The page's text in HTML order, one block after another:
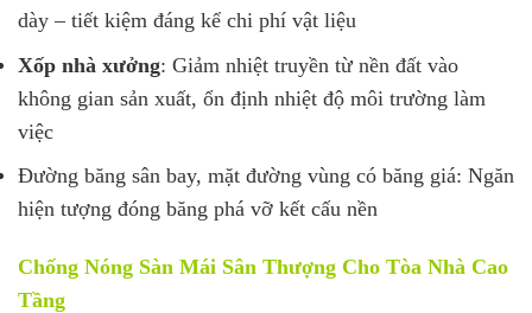
dày – tiết kiệm đáng kể chi phí vật liệu
Xốp nhà xưởng: Giảm nhiệt truyền từ nền đất vào
không gian sản xuất, ổn định nhiệt độ môi trường làm
việc
Đường băng sân bay, mặt đường vùng có băng giá: Ngăn
hiện tượng đóng băng phá vỡ kết cấu nền
Chống Nóng Sàn Mái Sân Thượng Cho Tòa Nhà Cao
Tầng